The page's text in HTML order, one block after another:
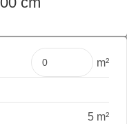
€199,50 per mtr
m²
5 m²